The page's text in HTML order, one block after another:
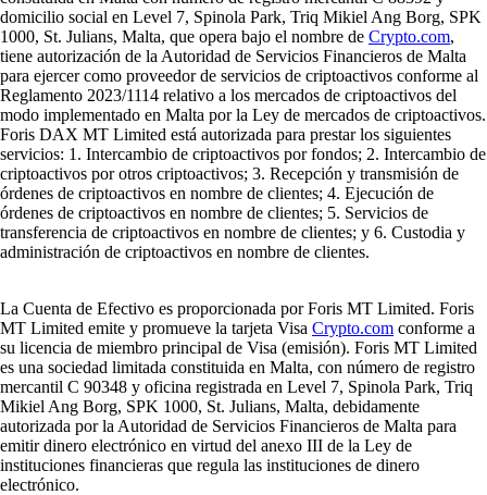
domicilio social en Level 7, Spinola Park, Triq Mikiel Ang Borg, SPK
1000, St. Julians, Malta, que opera bajo el nombre de Crypto.com,
tiene autorización de la Autoridad de Servicios Financieros de Malta
para ejercer como proveedor de servicios de criptoactivos conforme al
Reglamento 2023/1114 relativo a los mercados de criptoactivos del
modo implementado en Malta por la Ley de mercados de criptoactivos.
Foris DAX MT Limited está autorizada para prestar los siguientes
servicios: 1. Intercambio de criptoactivos por fondos; 2. Intercambio de
criptoactivos por otros criptoactivos; 3. Recepción y transmisión de
órdenes de criptoactivos en nombre de clientes; 4. Ejecución de
órdenes de criptoactivos en nombre de clientes; 5. Servicios de
transferencia de criptoactivos en nombre de clientes; y 6. Custodia y
administración de criptoactivos en nombre de clientes.
La Cuenta de Efectivo es proporcionada por Foris MT Limited. Foris
MT Limited emite y promueve la tarjeta Visa Crypto.com conforme a
su licencia de miembro principal de Visa (emisión). Foris MT Limited
es una sociedad limitada constituida en Malta, con número de registro
mercantil C 90348 y oficina registrada en Level 7, Spinola Park, Triq
Mikiel Ang Borg, SPK 1000, St. Julians, Malta, debidamente
autorizada por la Autoridad de Servicios Financieros de Malta para
emitir dinero electrónico en virtud del anexo III de la Ley de
instituciones financieras que regula las instituciones de dinero
electrónico.